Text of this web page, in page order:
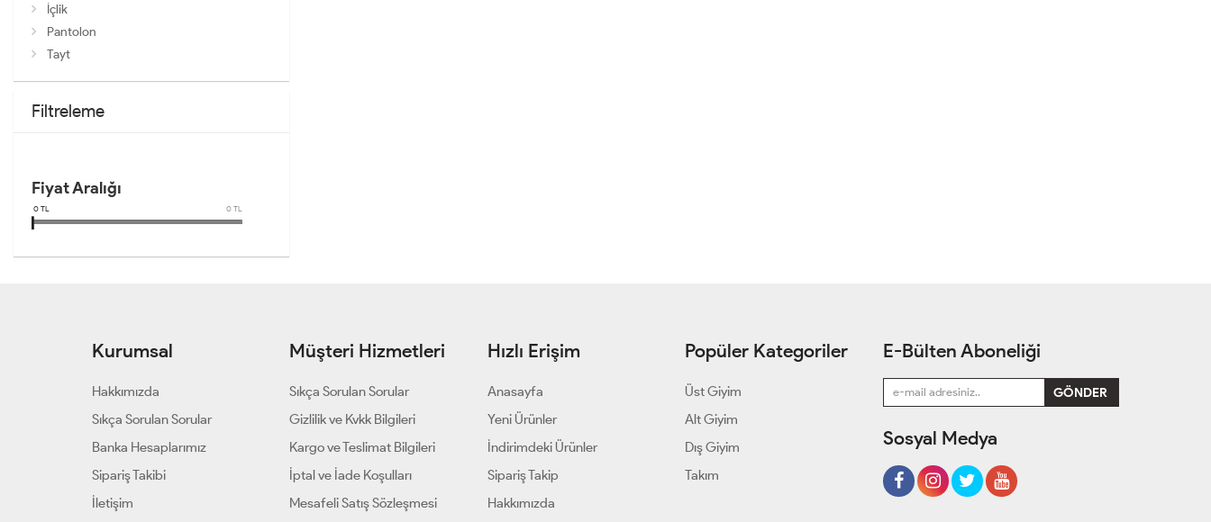
İçlik
Pantolon
Tayt
Filtreleme
Fiyat Aralığı
0TL
0TL
Kurumsal
Hakkımızda
Sıkça Sorulan Sorular
Banka Hesaplarımız
Sipariş Takibi
İletişim
Müşteri Hizmetleri
Sıkça Sorulan Sorular
Gizlilik ve Kvkk Bilgileri
Kargo ve Teslimat Bilgileri
İptal ve İade Koşulları
Mesafeli Satış Sözleşmesi
Hızlı Erişim
Anasayfa
Yeni Ürünler
İndirimdeki Ürünler
Sipariş Takip
Hakkımızda
Popüler Kategoriler
Üst Giyim
Alt Giyim
Dış Giyim
Takım
E-Bülten Aboneliği
Sosyal Medya